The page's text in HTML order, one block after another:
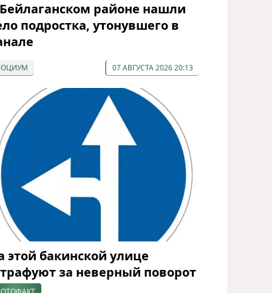
районе нашли
подростка, утонувшего в
07 АВГУСТА 2026 20:13
этой бакинской улице
за неверный поворот